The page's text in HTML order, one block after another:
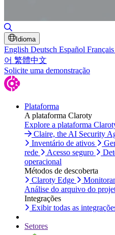
Idioma
English Deutsch Español Français
어 繁體中文
Solicite uma demonstração
Plataforma
A plataforma Claroty
Explore a plataforma
Claire, the AI Security
Inventário de ativos
rede
Acesso seguro
operacional
Métodos de descoberta
Claroty Edge
Análise do arquivo do
Integrações
Exibir todas as
Setores